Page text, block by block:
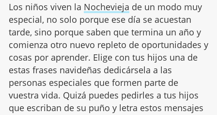
Los niños viven la Nochevieja de un modo muy
especial, no solo porque ese día se acuestan
tarde, sino porque saben que termina un año y
comienza otro nuevo repleto de oportunidades y
cosas por aprender. Elige con tus hijos una de
estas frases navideñas dedicársela a las
personas especiales que formen parte de
vuestra vida. Quizá puedes pedirles a tus hijos
que escriban de su puño y letra estos mensajes